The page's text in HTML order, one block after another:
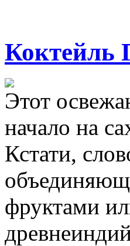
Коктейль
Этот
начало на
Кстати,
фруктами